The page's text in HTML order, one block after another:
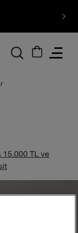
15.000 TL ve